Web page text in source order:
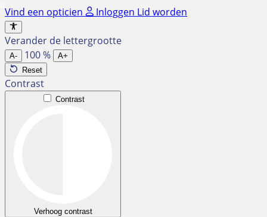
Ga
naar
de
inhoud
Vind een opticien Inloggen Lid worden
Verander de lettergrootte
A- 100%
A+
Reset
Contrast
Contrast
Verhoog contrast